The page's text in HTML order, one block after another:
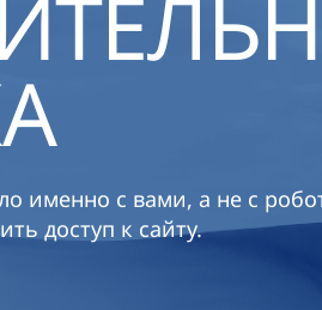
именно с вами, а не с
доступ к сайту.